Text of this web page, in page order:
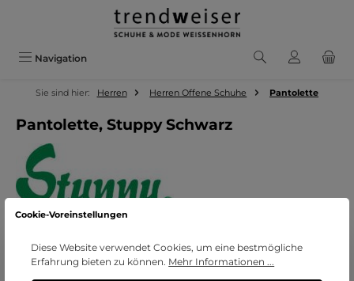
Zum Hauptinhalt springen
Navigation
Sie sind hier: Herren Herren Offene Schuhe Pantolette
Pantolette, Stuppy Schwarz
Cookie-Voreinstellungen
Diese Website verwendet Cookies, um eine bestmögliche
Erfahrung bieten zu können. Mehr Informationen ...